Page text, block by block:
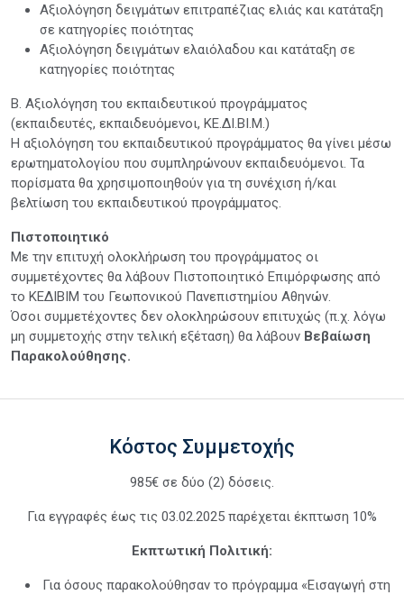
Αξιολόγηση δειγμάτων επιτραπέζιας ελιάς και κατάταξη
σε κατηγορίες ποιότητας
Αξιολόγηση δειγμάτων ελαιόλαδου και κατάταξη σε
κατηγορίες ποιότητας
Β. Αξιολόγηση του εκπαιδευτικού προγράμματος
(εκπαιδευτές, εκπαιδευόμενοι, ΚΕ.ΔΙ.ΒΙ.Μ.)
Η αξιολόγηση του εκπαιδευτικού προγράμματος θα γίνει μέσω
ερωτηματολογίου που συμπληρώνουν εκπαιδευόμενοι. Τα
πορίσματα θα χρησιμοποιηθούν για τη συνέχιση ή/και
βελτίωση του εκπαιδευτικού προγράμματος.
Πιστοποιητικό
Με την επιτυχή ολοκλήρωση του προγράμματος οι
συμμετέχοντες θα λάβουν Πιστοποιητικό Επιμόρφωσης από
το ΚΕΔΙΒΙΜ του Γεωπονικού Πανεπιστημίου Αθηνών.
Όσοι συμμετέχοντες δεν ολοκληρώσουν επιτυχώς (π.χ. λόγω
μη συμμετοχής στην τελική εξέταση) θα λάβουν Βεβαίωση
Παρακολούθησης.
Κόστος Συμμετοχής
985€ σε δύο (2) δόσεις.
Για εγγραφές έως τις 03.02.2025 παρέχεται έκπτωση 10%
Εκπτωτική Πολιτική:
Για όσους παρακολούθησαν το πρόγραμμα «Εισαγωγή στη